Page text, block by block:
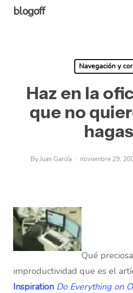
Skipblogoff
Navegación y
Haz en la
que no
hagas
ByJuan García noviembre 29,
Qué
improductividad que es el
Inspiration Do Everything on